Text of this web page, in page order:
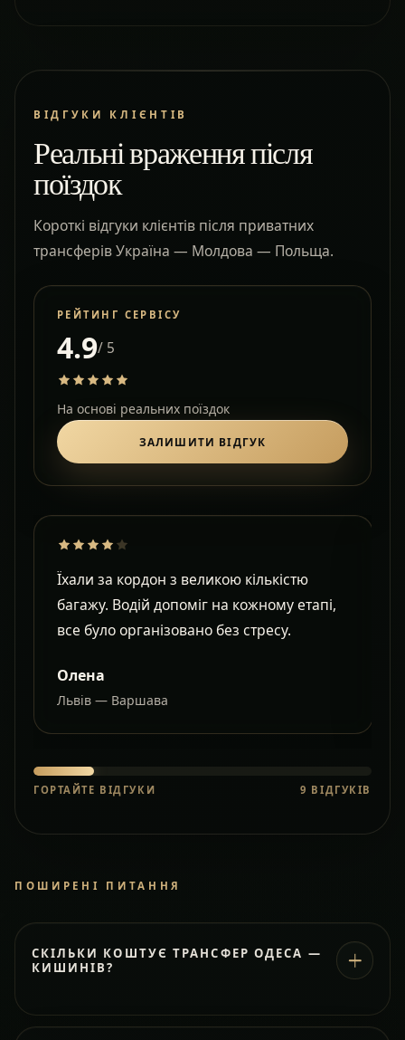
ВІДГУКИ КЛІЄНТІВ
Реальні враження після
поїздок
Короткі відгуки клієнтів після приватних
трансферів Україна — Молдова — Польща.
РЕЙТИНГ СЕРВІСУ
4.9/ 5
На основі реальних поїздок
ЗАЛИШИТИ ВІДГУК
Їхали за кордон з великою кількістю
багажу. Водій допоміг на кожному етапі,
все було організовано без стресу.
Олена
Львів — Варшава
ГОРТАЙТЕ ВІДГУКИ 9 ВІДГУКІВ
ПОШИРЕНІ ПИТАННЯ
СКІЛЬКИ КОШТУЄ ТРАНСФЕР ОДЕСА —
КИШИНІВ?